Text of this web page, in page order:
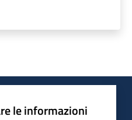
le informazioni